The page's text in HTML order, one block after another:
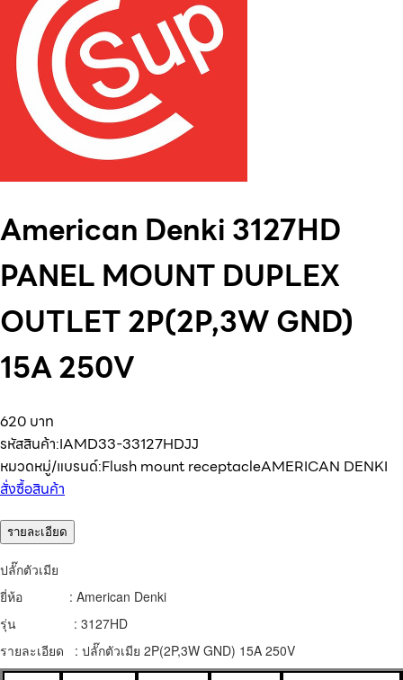
American Denki 3127HD
PANEL MOUNT DUPLEX
OUTLET 2P(2P,3W GND)
15A 250V
620 บาท
รหัสสินค้า:IAMD33-33127HDJJ
หมวดหมู่/แบรนด์:Flush mount receptacleAMERICAN DENKI
สั่งซื้อสินค้า
รายละเอียด
ปลั๊กตัวเมีย
ยี่ห้อ : American Denki
รุ่น : 3127HD
รายละเอียด : ปลั๊กตัวเมีย 2P(2P,3W GND) 15A 250V